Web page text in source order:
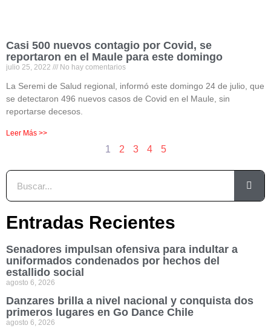
Casi 500 nuevos contagio por Covid, se
reportaron en el Maule para este domingo
julio 25, 2022 No hay comentarios
La Seremi de Salud regional, informó este domingo 24 de julio, que
se detectaron 496 nuevos casos de Covid en el Maule, sin
reportarse decesos.
Leer Más >>
1 2 3 4 5
Entradas Recientes
Senadores impulsan ofensiva para indultar a
uniformados condenados por hechos del
estallido social
agosto 6, 2026
Danzares brilla a nivel nacional y conquista dos
primeros lugares en Go Dance Chile
agosto 6, 2026